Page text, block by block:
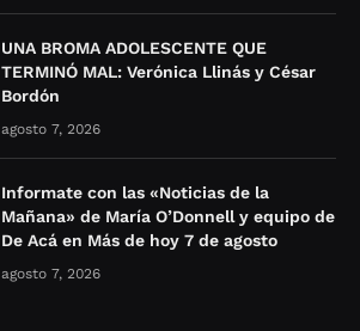
UNA BROMA ADOLESCENTE QUE
TERMINÓ MAL: Verónica Llinás y César
Bordón
agosto 7, 2026
Informate con las «Noticias de la
Mañana» de María O’Donnell y equipo de
De Acá en Más de hoy 7 de agosto
agosto 7, 2026